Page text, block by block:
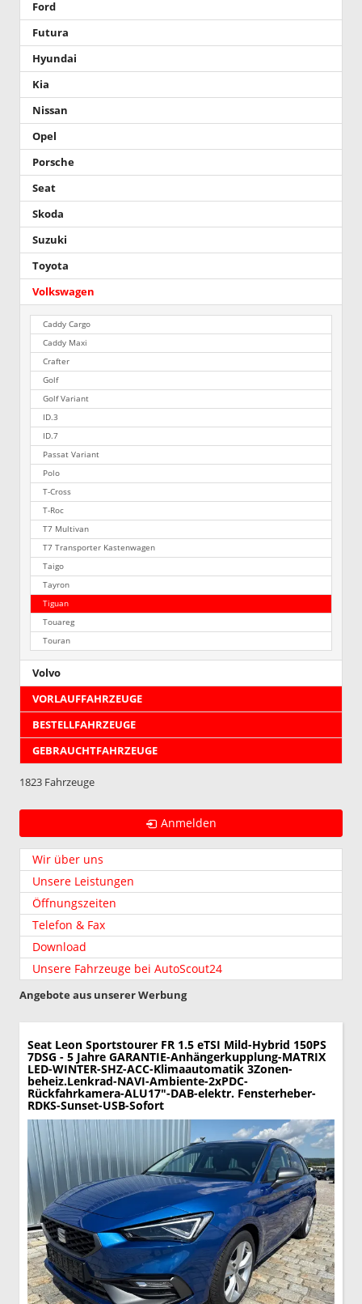
Ford
Futura
Hyundai
Kia
Nissan
Opel
Porsche
Seat
Skoda
Suzuki
Toyota
Volkswagen
Caddy Cargo
Caddy Maxi
Crafter
Golf
Golf Variant
ID.3
ID.7
Passat Variant
Polo
T-Cross
T-Roc
T7 Multivan
T7 Transporter Kastenwagen
Taigo
Tayron
Tiguan
Touareg
Touran
Volvo
VORLAUFFAHRZEUGE
BESTELLFAHRZEUGE
GEBRAUCHTFAHRZEUGE
1823 Fahrzeuge
Anmelden
Wir über uns
Unsere Leistungen
Öffnungszeiten
Telefon & Fax
Download
Unsere Fahrzeuge bei AutoScout24
Angebote aus unserer Werbung
Seat Leon Sportstourer FR 1.5 eTSI Mild-Hybrid 150PS
7DSG - 5 Jahre GARANTIE-Anhängerkupplung-MATRIX
LED-WINTER-SHZ-ACC-Klimaautomatik 3Zonen-
beheiz.Lenkrad-NAVI-Ambiente-2xPDC-
Rückfahrkamera-ALU17"-DAB-elektr. Fensterheber-
RDKS-Sunset-USB-Sofort